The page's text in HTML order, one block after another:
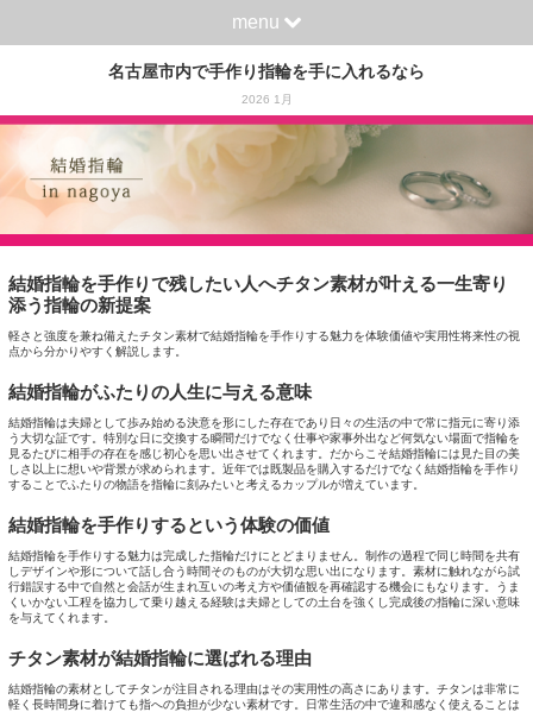
menu
名古屋市内で手作り指輪を手に入れるなら
2026 1月
結婚指輪を手作りで残したい人へチタン素材が叶える一生寄り
添う指輪の新提案
軽さと強度を兼ね備えたチタン素材で結婚指輪を手作りする魅力を体験価値や実用性将来性の視
点から分かりやすく解説します。
結婚指輪がふたりの人生に与える意味
結婚指輪は夫婦として歩み始める決意を形にした存在であり日々の生活の中で常に指元に寄り添
う大切な証です。特別な日に交換する瞬間だけでなく仕事や家事外出など何気ない場面で指輪を
見るたびに相手の存在を感じ初心を思い出させてくれます。だからこそ結婚指輪には見た目の美
しさ以上に想いや背景が求められます。近年では既製品を購入するだけでなく結婚指輪を手作り
することでふたりの物語を指輪に刻みたいと考えるカップルが増えています。
結婚指輪を手作りするという体験の価値
結婚指輪を手作りする魅力は完成した指輪だけにとどまりません。制作の過程で同じ時間を共有
しデザインや形について話し合う時間そのものが大切な思い出になります。素材に触れながら試
行錯誤する中で自然と会話が生まれ互いの考え方や価値観を再確認する機会にもなります。うま
くいかない工程を協力して乗り越える経験は夫婦としての土台を強くし完成後の指輪に深い意味
を与えてくれます。
チタン素材が結婚指輪に選ばれる理由
結婚指輪の素材としてチタンが注目される理由はその実用性の高さにあります。チタンは非常に
軽く長時間身に着けても指への負担が少ない素材です。日常生活の中で違和感なく使えることは